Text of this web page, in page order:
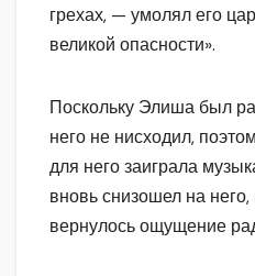
грехах, — умолял его
великой опасности».
Поскольку Элиша был
него не нисходил,
для него заиграла
вновь снизошел на
вернулось ощущение